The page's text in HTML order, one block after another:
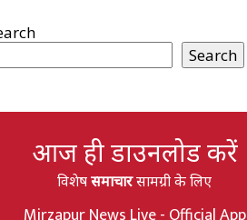
Search
आज ही डाउनलोड करें
विशेषसमाचारसामग्री के लिए